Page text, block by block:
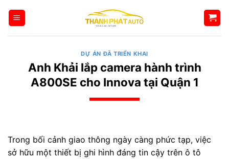
qua
DỰ ÁN ĐÃ TRIỂN KHAI
Anh Khải lắp camera hành trình
A800SE cho Innova tại Quận 1
Trong bối cảnh giao thông ngày càng phức tạp, việc
sở hữu một thiết bị ghi hình đáng tin cậy trên ô tô